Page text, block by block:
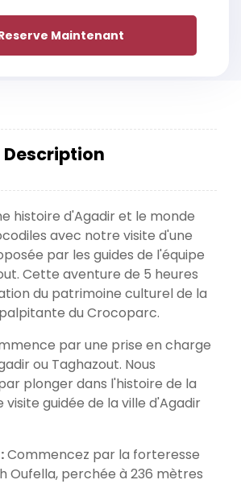
Maintenant
Description
histoire d'Agadir et le monde
avec notre visite d'une
par les guides de l'équipe
Cette aventure de 5 heures
du patrimoine culturel de la
du Crocoparc.
par une prise en charge
ou Taghazout. Nous
plonger dans l'histoire de la
guidée de la ville d'Agadir
Commencez par la forteresse
Oufella, perchée à 236 mètres